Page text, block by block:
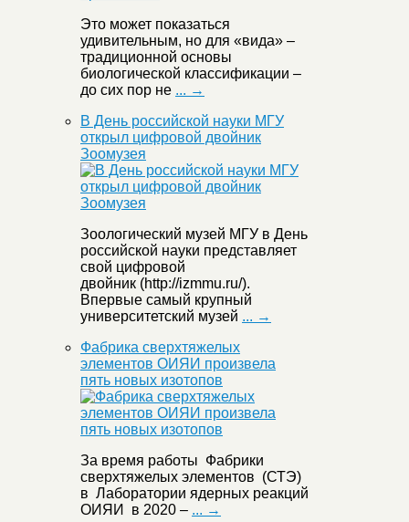
Это может показаться
удивительным, но для «вида» –
традиционной основы
биологической классификации –
до сих пор не ... →
В День российской науки МГУ
открыл цифровой двойник
Зоомузея
Зоологический музей МГУ в День
российской науки представляет
свой цифровой
двойник (http://izmmu.ru/).
Впервые самый крупный
университетский музей ... →
Фабрика сверхтяжелых
элементов ОИЯИ произвела
пять новых изотопов
За время работы Фабрики
сверхтяжелых элементов (СТЭ)
в Лаборатории ядерных реакций
ОИЯИ в 2020 – ... →